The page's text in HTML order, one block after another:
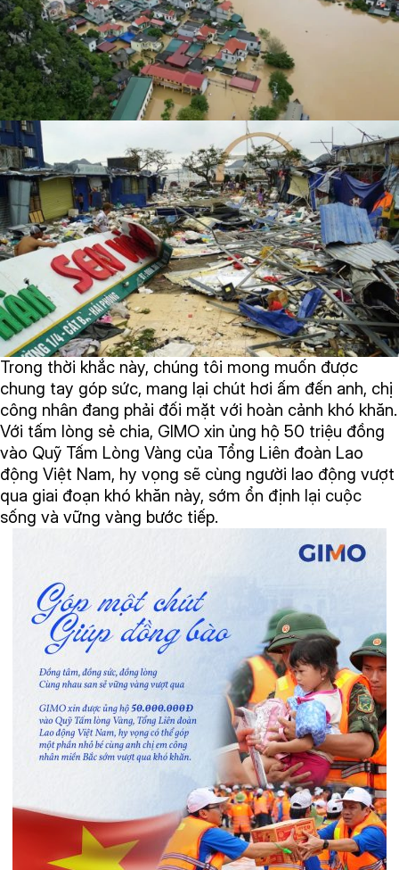
Trong thời khắc này, chúng tôi mong muốn được
chung tay góp sức, mang lại chút hơi ấm đến anh, chị
công nhân đang phải đối mặt với hoàn cảnh khó khăn.
Với tấm lòng sẻ chia, GIMO xin ủng hộ 50 triệu đồng
vào Quỹ Tấm Lòng Vàng của Tổng Liên đoàn Lao
động Việt Nam, hy vọng sẽ cùng người lao động vượt
qua giai đoạn khó khăn này, sớm ổn định lại cuộc
sống và vững vàng bước tiếp.